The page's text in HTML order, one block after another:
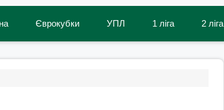
Єврокубки УПЛ 1 ліга 2 ліга